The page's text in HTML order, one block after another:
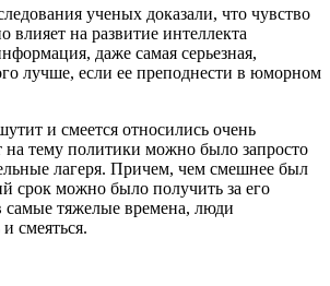
ученых доказали, что чувство
на развитие интеллекта
даже самая серьезная,
лучше, если ее преподнести в юморном
и смеется относились очень
на тему политики можно было запросто
лагеря. Причем, чем смешнее был
срок можно было получить за его
самые тяжелые времена, люди
смеяться.